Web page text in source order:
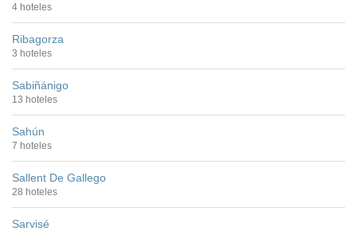
4 hoteles
Ribagorza
3 hoteles
Sabiñánigo
13 hoteles
Sahún
7 hoteles
Sallent De Gallego
28 hoteles
Sarvisé